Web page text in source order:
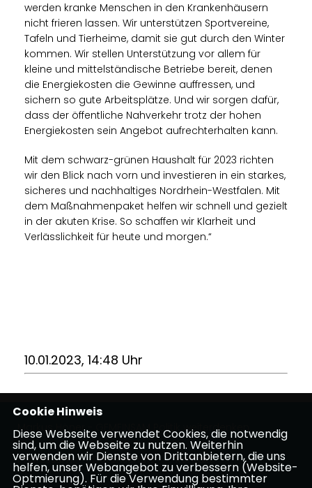
werden kranke Menschen in den Krankenhäusern
nicht frieren lassen. Wir unterstützen Sportvereine,
Tafeln und Tierheime, damit sie gut durch den Winter
kommen. Wir stellen Unterstützung vor allem für
kleine und mittelständische Betriebe bereit, denen
die Energiekosten die Gewinne auffressen, und
sichern so gute Arbeitsplätze. Und wir sorgen dafür,
dass der öffentliche Nahverkehr trotz der hohen
Energiekosten sein Angebot aufrechterhalten kann.
Mit dem schwarz-grünen Haushalt für 2023 richten
wir den Blick nach vorn und investieren in ein starkes,
sicheres und nachhaltiges Nordrhein-Westfalen. Mit
dem Maßnahmenpaket helfen wir schnell und gezielt
in der akuten Krise. So schaffen wir Klarheit und
Verlässlichkeit für heute und morgen.“
10.01.2023, 14:48 Uhr
Markus Höner - GEMEINSAM Politik weiterdenken
Impressum Datenschutz Kontakt
Cookie Hinweis
Diese Webseite verwendet Cookies, die notwendig
sind, um die Webseite zu nutzen. Weiterhin
verwenden wir Dienste von Drittanbietern, die uns
helfen, unser Webangebot zu verbessern (Website-
Optmierung). Für die Verwendung bestimmter